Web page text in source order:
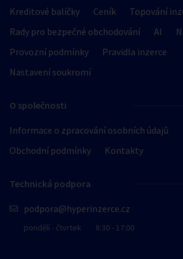
Kreditové balíčky Ceník
Topování
Rady pro bezpečné obchodování
AI
Provozní podmínky
Pravidla inzerce
Nastavení soukromí
O společnosti
Informace o zpracování osobních údajů
Obchodní podmínky
Kontakty
Technická podpora
podpora@hyperinzerce.cz
pondělí - čtvrtek 8:30 - 17:00